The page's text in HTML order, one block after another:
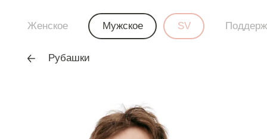
Женское Мужское SV
Рубашки